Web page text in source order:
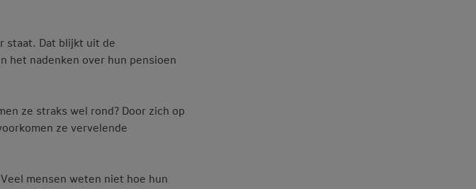
staat. Dat blijkt uit de
het nadenken over hun pensioen
ze straks wel rond? Door zich op
ze vervelende
mensen weten niet hoe hun